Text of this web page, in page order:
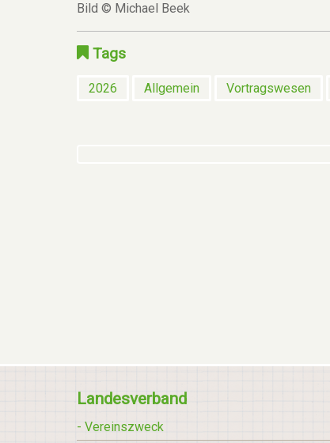
Bild © Michael Beek
Tags
2026 Allgemein Vortragswesen
Landesverband
- Vereinszweck